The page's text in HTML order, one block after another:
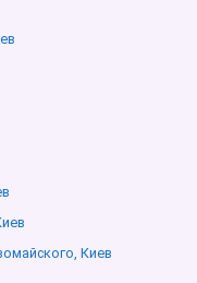
Киев